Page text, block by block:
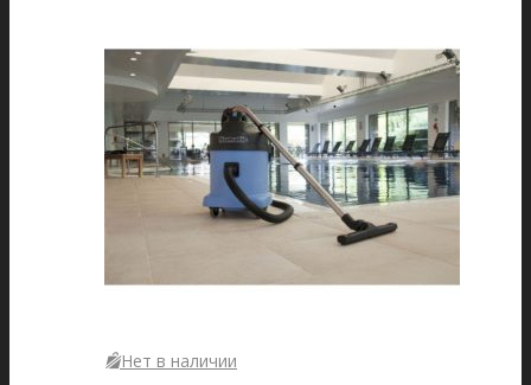
Нет в наличии